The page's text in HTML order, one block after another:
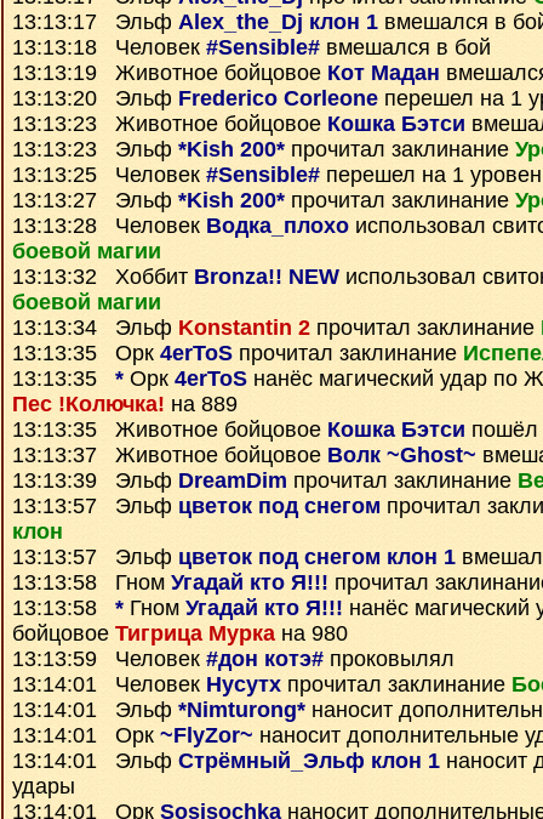
13:13:17 Эльф Alex_the_Dj клон 1 вмешался в
13:13:18 Человек #Sensible# вмешался в бой
13:13:19 Животное бойцовое Кот Мадан
13:13:20 Эльф Frederico Corleone перешел на 1
13:13:23 Животное бойцовое Кошка Бэтси
13:13:23 Эльф *Kish 200* прочитал заклинание
13:13:25 Человек #Sensible# перешел на 1
13:13:27 Эльф *Kish 200* прочитал заклинание
13:13:28 Человек Водка_плохо использовал
боевой магии
13:13:32 Хоббит Bronza!! NEW использовал
боевой магии
13:13:34 Эльф Konstantin 2 прочитал заклинание
13:13:35 Орк 4erToS прочитал заклинание
13:13:35 * Орк 4erToS нанёс магический удар по
Пес !Колючка! на 889
13:13:35 Животное бойцовое Кошка Бэтси пошёл
13:13:37 Животное бойцовое Волк ~Ghost~
13:13:39 Эльф DreamDim прочитал заклинание
13:13:57 Эльф цветок под снегом прочитал
клон
13:13:57 Эльф цветок под снегом клон 1
13:13:58 Гном Угадай кто Я!!! прочитал
13:13:58 * Гном Угадай кто Я!!! нанёс
бойцовое Тигрица Муркана 980
13:13:59 Человек #дон котэ# проковылял
13:14:01 Человек Нусутх прочитал заклинание
13:14:01 Эльф *Nimturong* наносит
13:14:01 Орк ~FlyZor~ наносит дополнительные
13:14:01 Эльф Стрёмный_Эльф клон 1 наносит
удары
13:14:01 Орк Sosisochkaнаносит